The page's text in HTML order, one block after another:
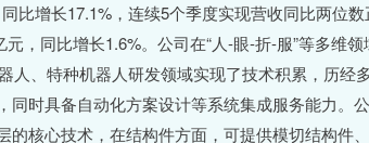
比增长17.1%，连续5个季度实现营收同比两位
元，同比增长1.6%。公司在“人-眼-折-服”等多
人、特种机器人研发领域实现了技术积累，历经
同时具备自动化方案设计等系统集成服务能力。
的核心技术，在结构件方面，可提供模切结构件